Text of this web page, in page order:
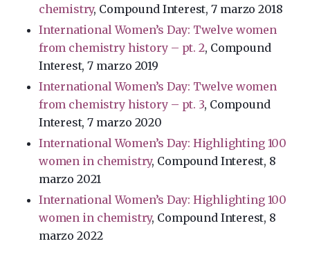
chemistry, Compound Interest, 7 marzo 2018
International Women’s Day: Twelve women
from chemistry history – pt. 2, Compound
Interest, 7 marzo 2019
International Women’s Day: Twelve women
from chemistry history – pt. 3, Compound
Interest, 7 marzo 2020
International Women’s Day: Highlighting 100
women in chemistry, Compound Interest, 8
marzo 2021
International Women’s Day: Highlighting 100
women in chemistry, Compound Interest, 8
marzo 2022